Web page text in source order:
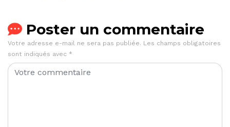
Poster un commentaire
Votre adresse e-mail ne sera pas publiée. Les champs obligatoires
sont indiqués avec *